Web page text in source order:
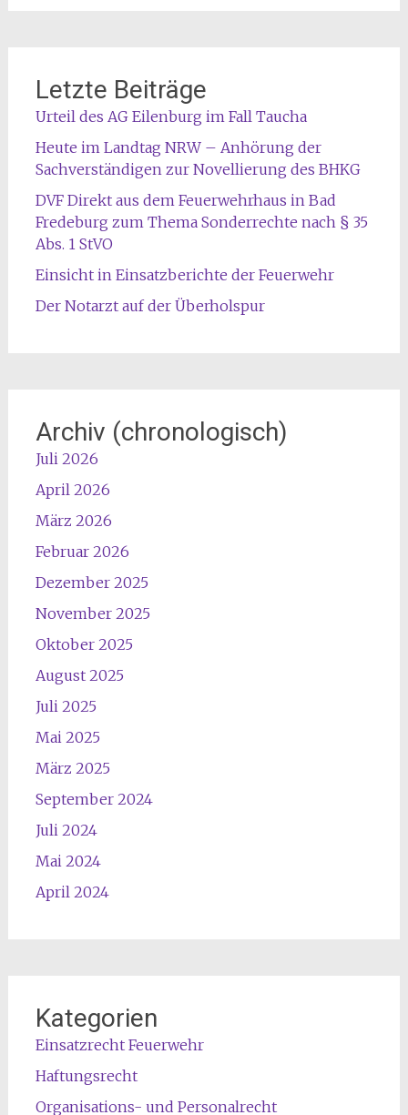
Letzte Beiträge
Urteil des AG Eilenburg im Fall Taucha
Heute im Landtag NRW – Anhörung der
Sachverständigen zur Novellierung des BHKG
DVF Direkt aus dem Feuerwehrhaus in Bad
Fredeburg zum Thema Sonderrechte nach § 35
Abs. 1 StVO
Einsicht in Einsatzberichte der Feuerwehr
Der Notarzt auf der Überholspur
Archiv (chronologisch)
Juli 2026
April 2026
März 2026
Februar 2026
Dezember 2025
November 2025
Oktober 2025
August 2025
Juli 2025
Mai 2025
März 2025
September 2024
Juli 2024
Mai 2024
April 2024
Kategorien
Einsatzrecht Feuerwehr
Haftungsrecht
Organisations- und Personalrecht